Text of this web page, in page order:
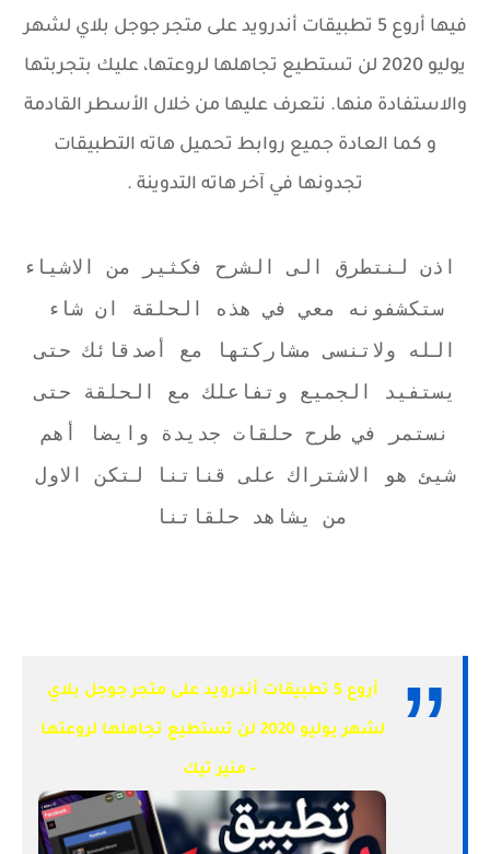
فيها أروع 5 تطبيقات أندرويد على متجر جوجل بلاي لشهر
يوليو 2020 لن تستطيع تجاهلها لروعتها، عليك بتجربتها
والاستفادة منها. نتعرف عليها من خلال الأسطر القادمة
و كما العادة جميع روابط تحميل هاته التطبيقات
تجدونها في آخر هاته التدوينة .
اذن لنتطرق الى الشرح فكثير من الاشياء
ستكشفونه معي في هذه الحلقة ان شاء
الله ولاتنسى مشاركتها مع أصدقائك حتى
يستفيد الجميع وتفاعلك مع الحلقة حتى
نستمر في طرح حلقات جديدة وايضا أهم
شيئ هو الاشتراك على قناتنا لتكن الاول
من يشاهد حلقاتنا
أروع 5 تطبيقات أندرويد على متجر جوجل بلاي
لشهر يوليو 2020 لن تستطيع تجاهلها لروعتها
- منير تيك